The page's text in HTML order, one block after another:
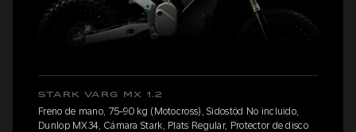
STARK VARG MX 1.2
Freno de mano, 75-90 kg (Motocross), Sidostöd No incluido,
Dunlop MX34, Cámara Stark, Plats Regular, Protector de disco